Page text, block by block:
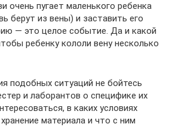
очень пугает маленького ребенка
берут из вены) и заставить его
— это целое событие. Да и какой
ребенку кололи вену несколько
подобных ситуаций не бойтесь
и лаборантов о специфике их
в каких условиях
материала и что с ним